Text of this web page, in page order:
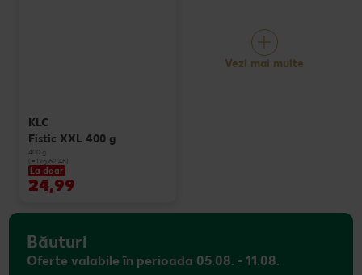
KLC
Fistic XXL 400 g
400 g
(=1 kg 62.48)
La doar
24,99
Vezi mai multe
Băuturi
Oferte valabile în perioada 05.08. - 11.08.